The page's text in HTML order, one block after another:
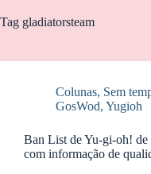
Tag gladiatorsteam
Colunas, Sem
GosWod, Yugioh
Ban List de Yu-gi-oh! de
com informação de